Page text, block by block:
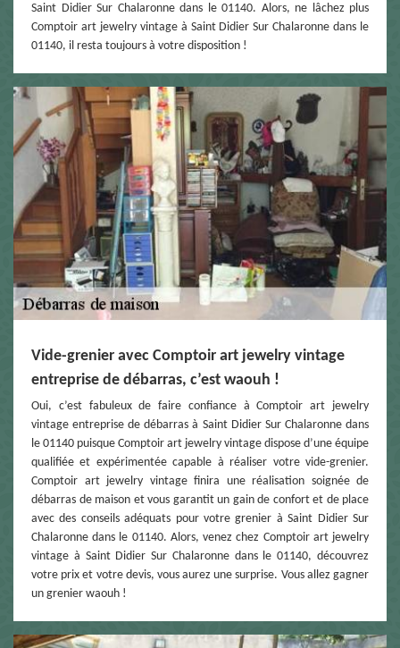
Saint Didier Sur Chalaronne dans le 01140. Alors, ne lâchez plus
Comptoir art jewelry vintage à Saint Didier Sur Chalaronne dans le
01140, il resta toujours à votre disposition !
Vide-grenier avec Comptoir art jewelry vintage
entreprise de débarras, c’est waouh !
Oui, c’est fabuleux de faire confiance à Comptoir art jewelry
vintage entreprise de débarras à Saint Didier Sur Chalaronne dans
le 01140 puisque Comptoir art jewelry vintage dispose d’une équipe
qualifiée et expérimentée capable à réaliser votre vide-grenier.
Comptoir art jewelry vintage finira une réalisation soignée de
débarras de maison et vous garantit un gain de confort et de place
avec des conseils adéquats pour votre grenier à Saint Didier Sur
Chalaronne dans le 01140. Alors, venez chez Comptoir art jewelry
vintage à Saint Didier Sur Chalaronne dans le 01140, découvrez
votre prix et votre devis, vous aurez une surprise. Vous allez gagner
un grenier waouh !